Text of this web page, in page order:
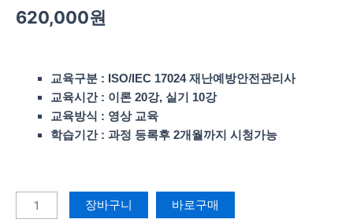
620,000원
교육구분 : ISO/IEC 17024 재난예방안전관리사
교육시간 : 이론 20강, 실기 10강
교육방식 : 영상 교육
학습기간 : 과정 등록후 2개월까지 시청가능
장바구니 바로구매